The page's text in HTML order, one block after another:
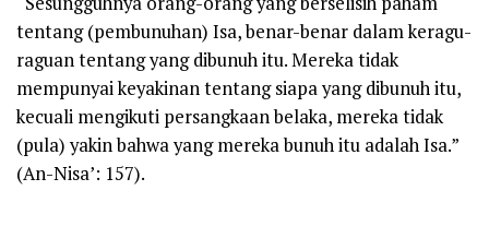
tentang (pembunuhan) Isa, benar-benar dalam keragu-
raguan tentang yang dibunuh itu. Mereka tidak
mempunyai keyakinan tentang siapa yang dibunuh itu,
kecuali mengikuti persangkaan belaka, mereka tidak
(pula) yakin bahwa yang mereka bunuh itu adalah Isa.”
(An-Nisa’: 157).